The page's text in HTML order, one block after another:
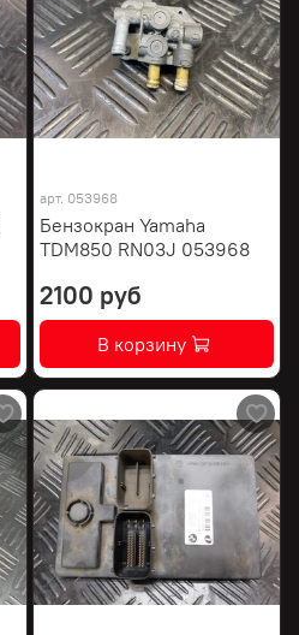
арт. 053968
Бензокран Yamaha
TDM850 RN03J 053968
2100 руб
В корзину